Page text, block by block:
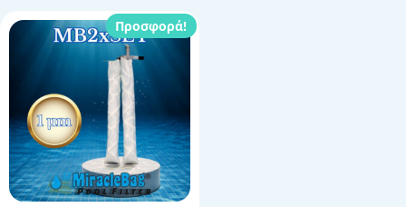
Προσφορά!